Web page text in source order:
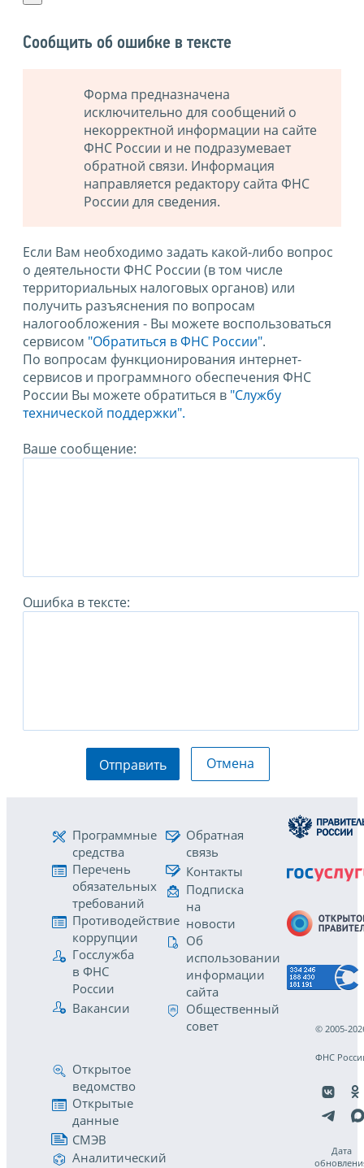
Сообщить об ошибке в тексте
Форма предназначена
исключительно для сообщений о
некорректной информации на сайте
ФНС России и не подразумевает
обратной связи. Информация
направляется редактору сайта ФНС
России для сведения.
Если Вам необходимо задать какой-либо вопрос
о деятельности ФНС России (в том числе
территориальных налоговых органов) или
получить разъяснения по вопросам
налогообложения - Вы можете воспользоваться
сервисом "Обратиться в ФНС России".
По вопросам функционирования интернет-
сервисов и программного обеспечения ФНС
России Вы можете обратиться в "Службу
технической поддержки".
Ваше сообщение:
Ошибка в тексте:
Отправить Отмена
Программные
средства
Перечень
обязательных
требований
Противодействие
коррупции
Госслужба
в ФНС
России
Вакансии
Обратная
связь
Контакты
Подписка
на
новости
Об
использовании
информации
сайта
Общественный
совет
Открытое
ведомство
Открытые
данные
СМЭВ
Аналитический
© 2005-
ФНС
Дата